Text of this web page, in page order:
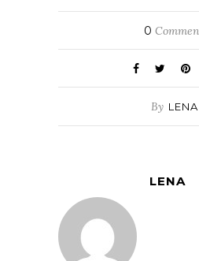
0
By LENA
LENA